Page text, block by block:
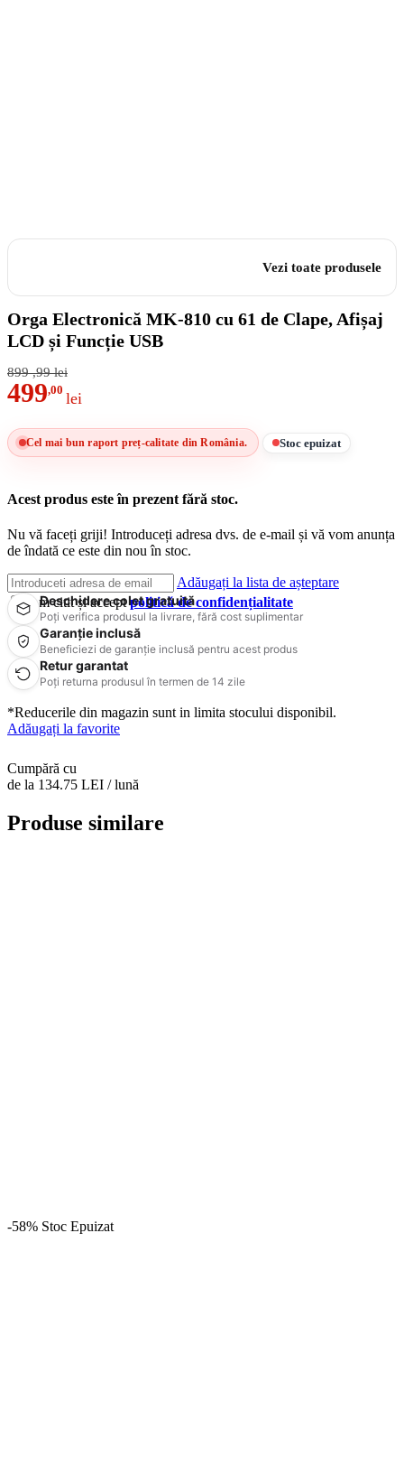
Vezi toate produsele
Orga Electronică MK-810 cu 61 de Clape, Afișaj
LCD și Funcție USB
899 ,99 lei
499,00 lei
Cel mai bun raport preț-calitate din România. Stoc epuizat
Acest produs este în prezent fără stoc.
Nu vă faceți griji! Introduceți adresa dvs. de e-mail și vă vom anunța
de îndată ce este din nou în stoc.
Adăugați la lista de așteptare
Am citit și acceptpolitică de confidențialitate
Deschidere colet gratuită
Poți verifica produsul la livrare, fără cost suplimentar
Garanție inclusă
Beneficiezi de garanție inclusă pentru acest produs
Retur garantat
Poți returna produsul în termen de 14 zile
*Reducerile din magazin sunt in limita stocului disponibil.
Adăugați la favorite
Cumpără cu
de la 134.75 LEI / lună
Produse similare
-58% Stoc Epuizat